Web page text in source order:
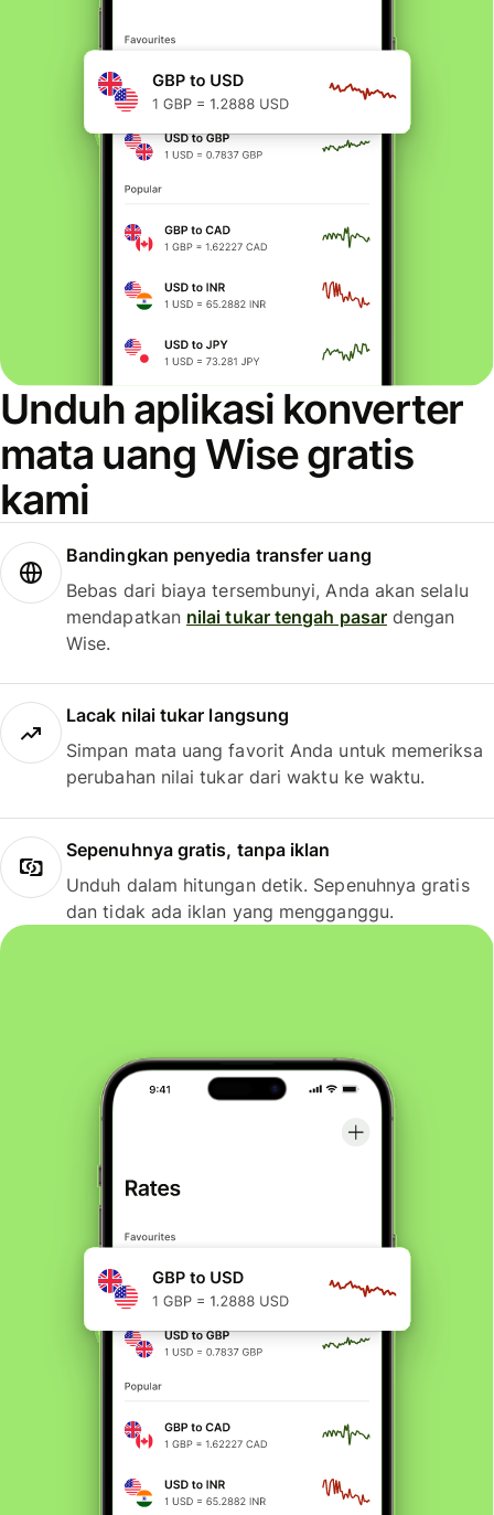
Unduh aplikasi konverter
mata uang Wise gratis
kami
Bandingkan penyedia transfer uang
Bebas dari biaya tersembunyi, Anda akan selalu
mendapatkan nilai tukar tengah pasardengan
Wise.
Lacak nilai tukar langsung
Simpan mata uang favorit Anda untuk memeriksa
perubahan nilai tukar dari waktu ke waktu.
Sepenuhnya gratis, tanpa iklan
Unduh dalam hitungan detik. Sepenuhnya gratis
dan tidak ada iklan yang mengganggu.